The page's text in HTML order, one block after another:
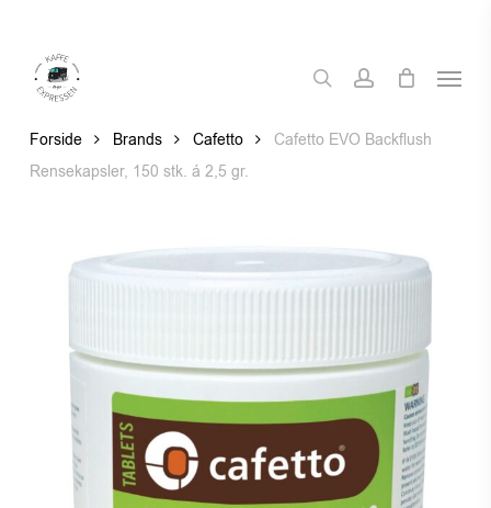
content
searchaccount
Menu
Forside Brands Cafetto
Cafetto EVO Backflush
Rensekapsler, 150 stk. á 2,5 gr.